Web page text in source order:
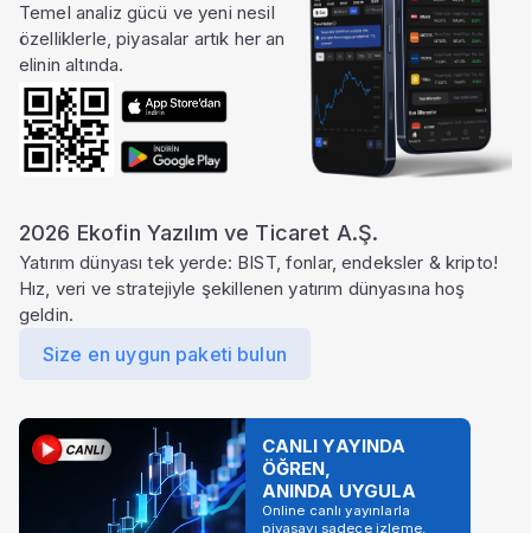
Temel analiz gücü ve yeni nesil
özelliklerle, piyasalar artık her an
elinin altında.
2026 Ekofin Yazılım ve Ticaret A.Ş.
Yatırım dünyası tek yerde: BIST, fonlar, endeksler & kripto!
Hız, veri ve stratejiyle şekillenen yatırım dünyasına hoş
geldin.
Size en uygun paketi bulun
CANLI YAYINDA
ÖĞREN,
ANINDA UYGULA
Online canlı yayınlarla
piyasayı sadece izleme,